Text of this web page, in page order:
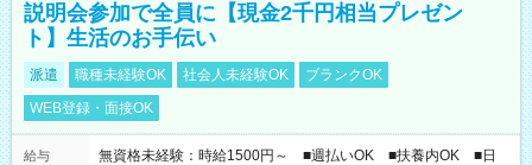
説明会参加で全員に【現金2千円相当プレゼン
ト】生活のお手伝い
派遣 職種未経験OK 社会人未経験OK
ブランクOK
WEB登録・面接OK
給与
無資格未経験：時給1500円～ ■週払いOK ■扶養内OK ■日